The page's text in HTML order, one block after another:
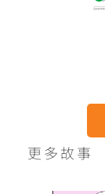
更多故事